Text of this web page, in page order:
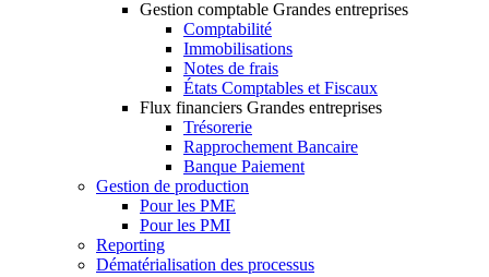
Gestion comptable Grandes entreprises
Comptabilité
Immobilisations
Notes de frais
États Comptables et Fiscaux
Flux financiers Grandes entreprises
Trésorerie
Rapprochement Bancaire
Banque Paiement
Gestion de production
Pour les PME
Pour les PMI
Reporting
Dématérialisation des processus